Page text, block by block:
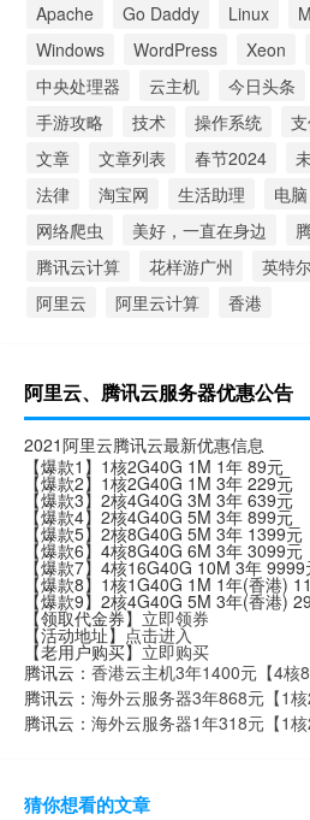
Apache Go Daddy Linux
Windows
WordPress Xeon
中央处理器
云主机 今日头条
手游攻略
技术 操作系统
文章
文章列表 春节2024
法律
淘宝网 生活助理 电脑
网络爬虫
美好，一直在身边
腾讯云计算
花样游广州 英特
阿里云
阿里云计算 香港
阿里云、腾讯云服务器优惠公告
2021阿里云腾讯云最新优惠信息
【爆款1】1核2G40G 1M 1年 89元
【爆款2】1核2G40G 1M 3年 229元
【爆款3】2核4G40G 3M 3年 639元
【爆款4】2核4G40G 5M 3年 899元
【爆款5】2核8G40G 5M 3年 1399元
【爆款6】4核8G40G 6M 3年 3099元
【爆款7】4核16G40G 10M 3年 9999
【爆款8】1核1G40G 1M 1年(香港)
【爆款9】2核4G40G 5M 3年(香港)
【领取代金券】 立即领券
【活动地址】 点击进入
【老用户购买】立即购买
腾讯云： 香港云主机3年1400元【4核
腾讯云： 海外云服务器3年868元【1核
腾讯云： 海外云服务器1年318元【1核
猜你想看的文章